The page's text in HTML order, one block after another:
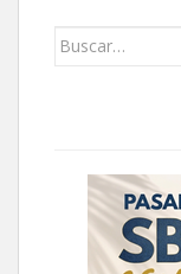
Buscar: